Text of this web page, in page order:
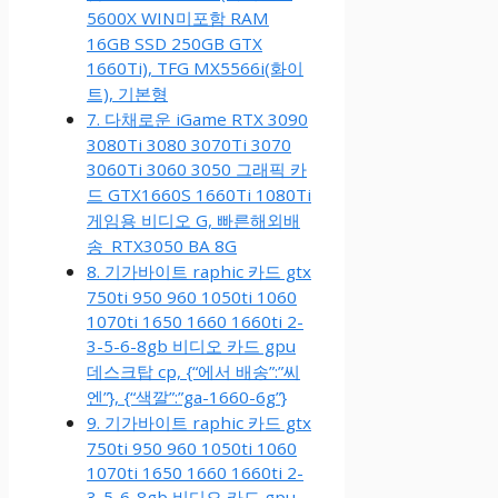
5600X WIN미포함 RAM
16GB SSD 250GB GTX
1660Ti), TFG MX5566i(화이
트), 기본형
7. 다채로운 iGame RTX 3090
3080Ti 3080 3070Ti 3070
3060Ti 3060 3050 그래픽 카
드 GTX1660S 1660Ti 1080Ti
게임용 비디오 G, 빠른해외배
송_RTX3050 BA 8G
8. 기가바이트 raphic 카드 gtx
750ti 950 960 1050ti 1060
1070ti 1650 1660 1660ti 2-
3-5-6-8gb 비디오 카드 gpu
데스크탑 cp, {“에서 배송”:”씨
엔”}, {“색깔”:”ga-1660-6g”}
9. 기가바이트 raphic 카드 gtx
750ti 950 960 1050ti 1060
1070ti 1650 1660 1660ti 2-